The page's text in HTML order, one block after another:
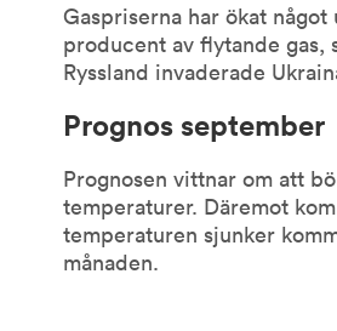
Gaspriserna har ökat
producent av flytande gas,
Ryssland invaderade
Prognos september
Prognosen vittnar om att
temperaturer. Däremot
temperaturen sjunker
månaden.